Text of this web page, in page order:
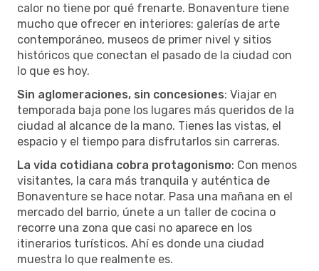
calor no tiene por qué frenarte. Bonaventure tiene
mucho que ofrecer en interiores: galerías de arte
contemporáneo, museos de primer nivel y sitios
históricos que conectan el pasado de la ciudad con
lo que es hoy.
Sin aglomeraciones, sin concesiones: Viajar en
temporada baja pone los lugares más queridos de la
ciudad al alcance de la mano. Tienes las vistas, el
espacio y el tiempo para disfrutarlos sin carreras.
La vida cotidiana cobra protagonismo: Con menos
visitantes, la cara más tranquila y auténtica de
Bonaventure se hace notar. Pasa una mañana en el
mercado del barrio, únete a un taller de cocina o
recorre una zona que casi no aparece en los
itinerarios turísticos. Ahí es donde una ciudad
muestra lo que realmente es.